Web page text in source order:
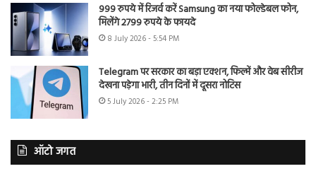
999 रुपये में रिजर्व करें Samsung का नया फोल्डेबल फोन,
मिलेंगे 2799 रुपये के फायदे
8 July 2026 - 5:54 PM
Telegram पर सरकार का बड़ा एक्शन, फिल्में और वेब सीरीज
देखना पड़ेगा भारी, तीन दिनों में दूसरा नोटिस
5 July 2026 - 2:25 PM
ऑटो जगत